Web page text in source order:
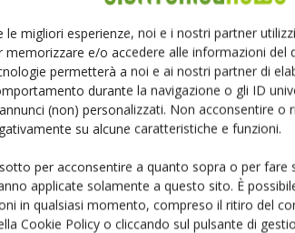
le migliori esperienze, noi e i nostri partner
memorizzare e/o accedere alle informazioni del
permetterà a noi e ai nostri partner di
durante la navigazione o gli ID
(non) personalizzati. Non acconsentire o
su alcune caratteristiche e funzioni.
per acconsentire a quanto sopra o per fare
applicate solamente a questo sito. È
in qualsiasi momento, compreso il ritiro del
Cookie Policy o cliccando sul pulsante di
i tempi di realizzazione più brevi, poiché la
di approvazione. L’alternativa è
per l’uso, capace quindi di assicurare un
a disposizione oltre 500 modelli diversi di
di potenza compresi tra 3 watt e 350
per applicazioni quali l’illuminazione
vasta gamma di alimentatori per Led a
10 watt e migliaia di watt; questi prodotti si
e schermi a Led.